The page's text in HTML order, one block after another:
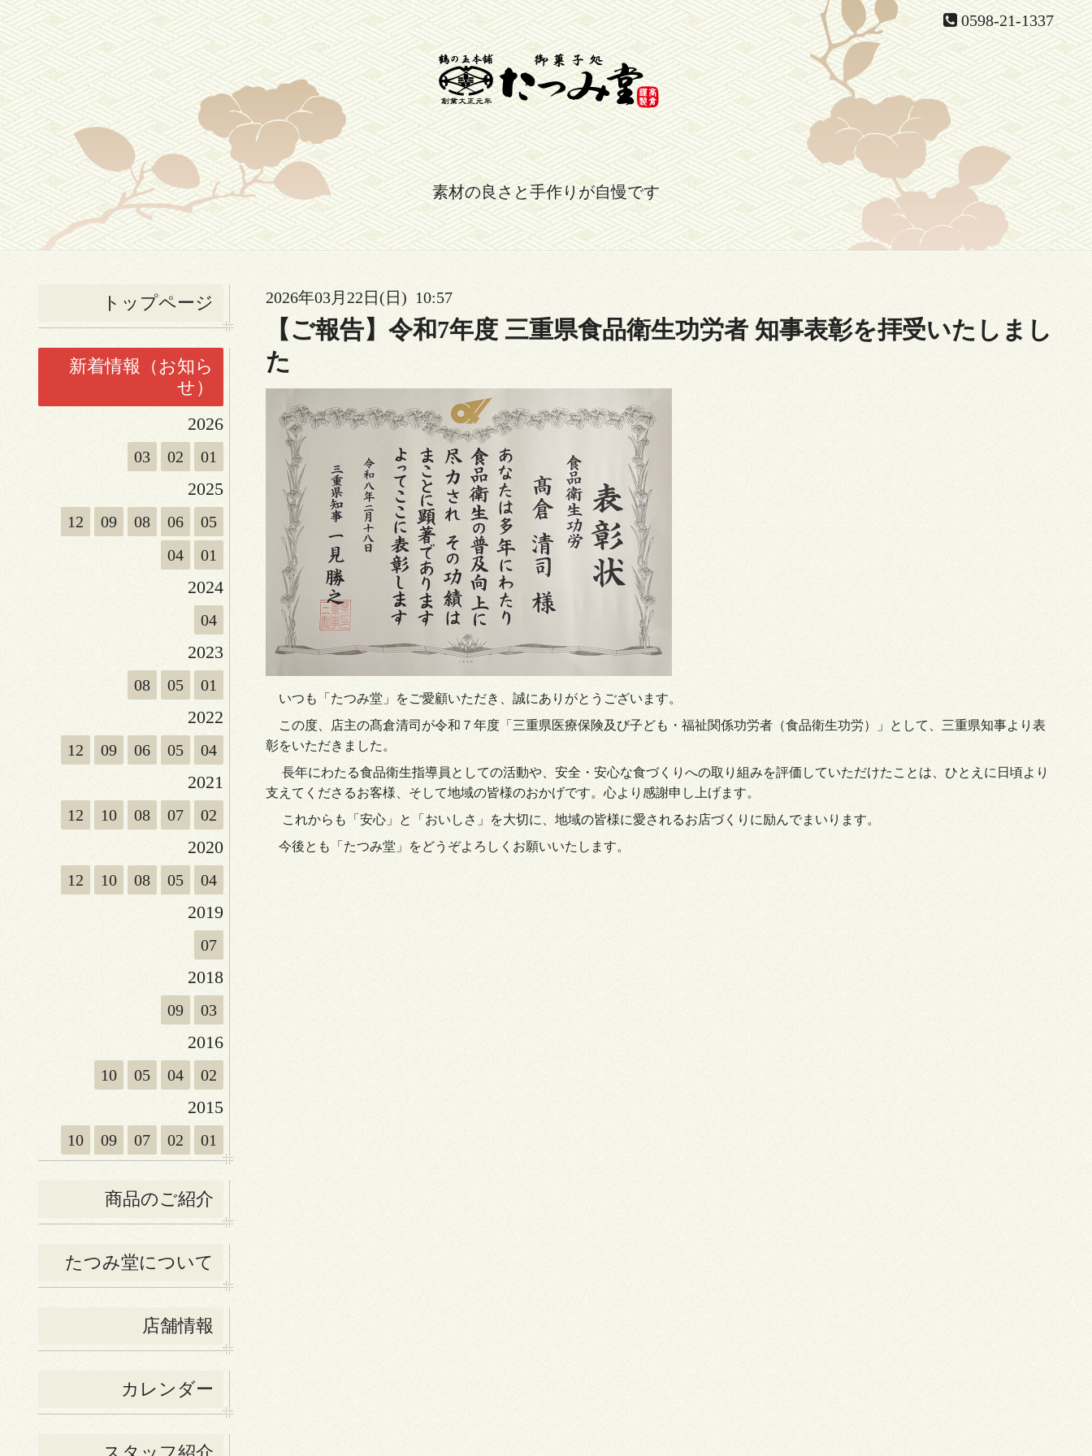
0598-21-1337
素材の良さと手作りが自慢です
トップページ
新着情報（お知ら
せ）
2026
03 02 01
2025
12 09 08 06
05
04
01
2024
04
2023
08 05 01
2022
12 09 06 05 04
2021
12 10 08 07 02
2020
12 10 08 05 04
2019
07
2018
09 03
2016
10 05 04 02
2015
10 09 07 02 01
商品のご紹介
たつみ堂について
店舗情報
カレンダー
2026年03月22日(日) 10:57
【ご報告】令和7年度 三重県食品衛生功労者 知事表彰を拝受いたしまし
た
いつも「たつみ堂」をご愛顧いただき、誠にありがとうございます。
この度、店主の髙倉清司が令和７年度「三重県医療保険及び子ども・福祉関係功労者（食品衛生功労）」として、 三重県知事より表
彰をいただきました。
長年にわたる食品衛生指導員としての活動や、安全・安心な食づくりへの取り組みを評価していただけたことは、 ひとえに日頃より
支えてくださるお客様、そして地域の皆様のおかげです。心より感謝申し上げます。
これからも「安心」と「おいしさ」を大切に、地域の皆様に愛されるお店づくりに励んでまいります。
今後とも「たつみ堂」をどうぞよろしくお願いいたします。